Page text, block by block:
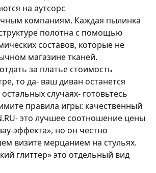
на аутсорс
компаниям. Каждая пылинка
полотна с помощью
составов, которые не
магазине тканей.
за платье стоимость
то да- ваш диван останется
случаях- готовьтесь
правила игры: качественный
это лучшее соотношение цены
эффекта», но он честно
визите мерцанием на стульях.
глиттер» это отдельный вид